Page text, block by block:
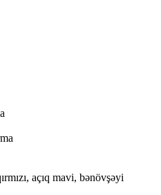
açıq mavi, bənövşəyi